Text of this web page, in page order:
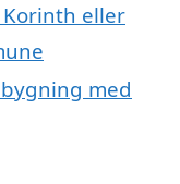
eller
med